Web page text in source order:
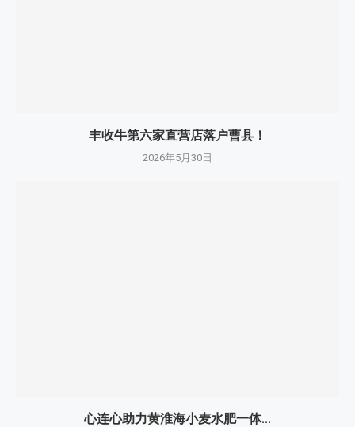
丰收牛第六家直营店落户曹县！
2026年5月30日
心连心助力黄淮海小麦水肥一体...